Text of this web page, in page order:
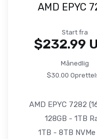
AMD EPYC
Start fra
$232.99
Månedlig
$30.00
AMD EPYC 7282
128GB - 1TB
1TB - 8TB NVMe